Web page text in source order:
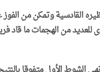
القادسية وتمكن من
من الهجمات ما قاد